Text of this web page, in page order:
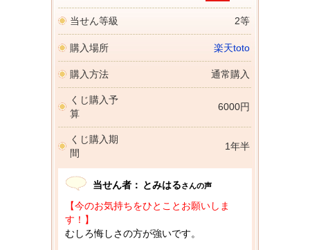
当せん等級 2等
購入場所 楽天toto
購入方法 通常購入
くじ購入予
算
6000円
くじ購入期
間
1年半
当せん者： とみはるさんの声
【今のお気持ちをひとことお願いしま
す！】
むしろ悔しさの方が強いです。